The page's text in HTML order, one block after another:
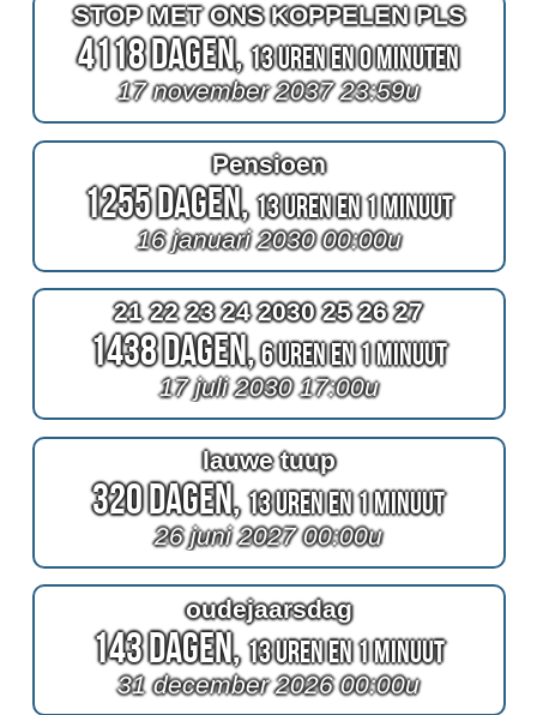
STOP MET ONS KOPPELEN PLS
4118 Dagen,13 Uren en 0 Minuten
17 november 2037 23:59u
Pensioen
1255 Dagen,13 Uren en 1 Minuut
16 januari 2030 00:00u
21 22 23 24 2030 25 26 27
1438 Dagen,6 Uren en 1 Minuut
17 juli 2030 17:00u
lauwe tuup
320 Dagen,13 Uren en 1 Minuut
26 juni 2027 00:00u
oudejaarsdag
143 Dagen,13 Uren en 1 Minuut
31 december 2026 00:00u